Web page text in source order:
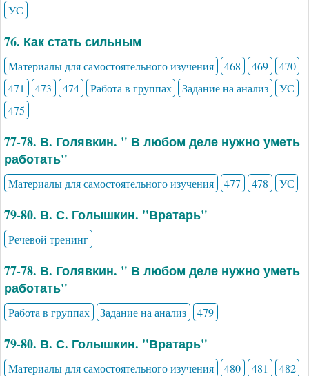
УС
76. Как стать сильным
Материалы для самостоятельного изучения 468 469
470
471
473 474 Работа в группах Задание на анализ
УС
475
77-78. В. Голявкин. " В любом деле нужно уметь
работать"
Материалы для самостоятельного изучения 477 478 УС
79-80. В. С. Голышкин. "Вратарь"
Речевой тренинг
77-78. В. Голявкин. " В любом деле нужно уметь
работать"
Работа в группах Задание на анализ 479
79-80. В. С. Голышкин. "Вратарь"
Материалы для самостоятельного изучения 480 481
482